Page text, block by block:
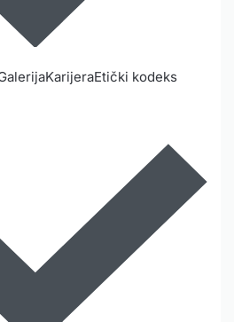
KarijeraEtički kodeks